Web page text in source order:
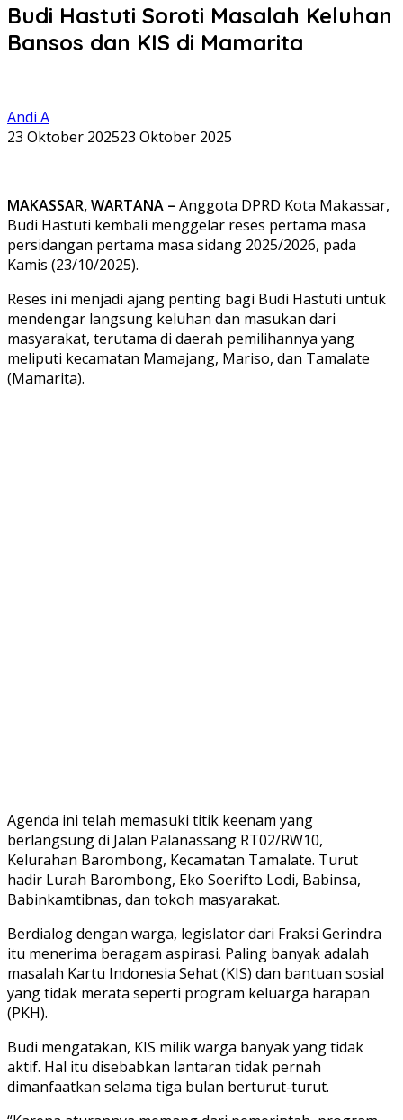
Budi Hastuti Soroti Masalah Keluhan
Bansos dan KIS di Mamarita
Andi A
23 Oktober 202523 Oktober 2025
MAKASSAR, WARTANA – Anggota DPRD Kota Makassar,
Budi Hastuti kembali menggelar reses pertama masa
persidangan pertama masa sidang 2025/2026, pada
Kamis (23/10/2025).
Reses ini menjadi ajang penting bagi Budi Hastuti untuk
mendengar langsung keluhan dan masukan dari
masyarakat, terutama di daerah pemilihannya yang
meliputi kecamatan Mamajang, Mariso, dan Tamalate
(Mamarita).
Agenda ini telah memasuki titik keenam yang
berlangsung di Jalan Palanassang RT02/RW10,
Kelurahan Barombong, Kecamatan Tamalate. Turut
hadir Lurah Barombong, Eko Soerifto Lodi, Babinsa,
Babinkamtibnas, dan tokoh masyarakat.
Berdialog dengan warga, legislator dari Fraksi Gerindra
itu menerima beragam aspirasi. Paling banyak adalah
masalah Kartu Indonesia Sehat (KIS) dan bantuan sosial
yang tidak merata seperti program keluarga harapan
(PKH).
Budi mengatakan, KIS milik warga banyak yang tidak
aktif. Hal itu disebabkan lantaran tidak pernah
dimanfaatkan selama tiga bulan berturut-turut.